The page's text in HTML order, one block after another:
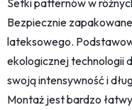
Setki patternów w
Bezpiecznie
lateksowego.
ekologicznej technologii
swoją intensywność i
Montaż jest bardzo